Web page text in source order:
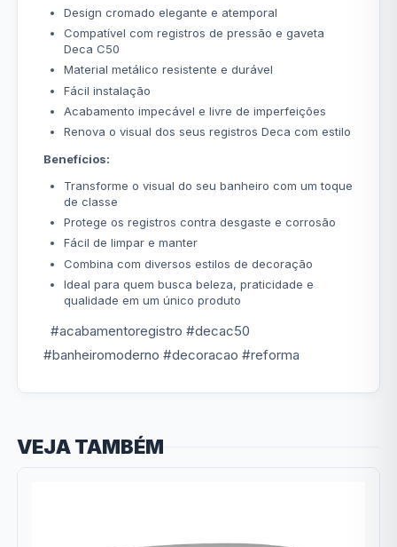
Design cromado elegante e atemporal
Compatível com registros de pressão e gaveta
Deca C50
Material metálico resistente e durável
Fácil instalação
Acabamento impecável e livre de imperfeições
Renova o visual dos seus registros Deca com estilo
Benefícios:
Transforme o visual do seu banheiro com um toque
de classe
Protege os registros contra desgaste e corrosão
Fácil de limpar e manter
Combina com diversos estilos de decoração
Ideal para quem busca beleza, praticidade e
qualidade em um único produto
#acabamentoregistro #decac50
#banheiromoderno #decoracao #reforma
VEJA TAMBÉM